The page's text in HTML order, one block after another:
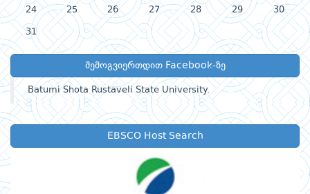
24 25 26 27 28 29 30
31
შემოგვიერთდით Facebook-ზე
Batumi Shota Rustaveli State University.
EBSCO Host Search